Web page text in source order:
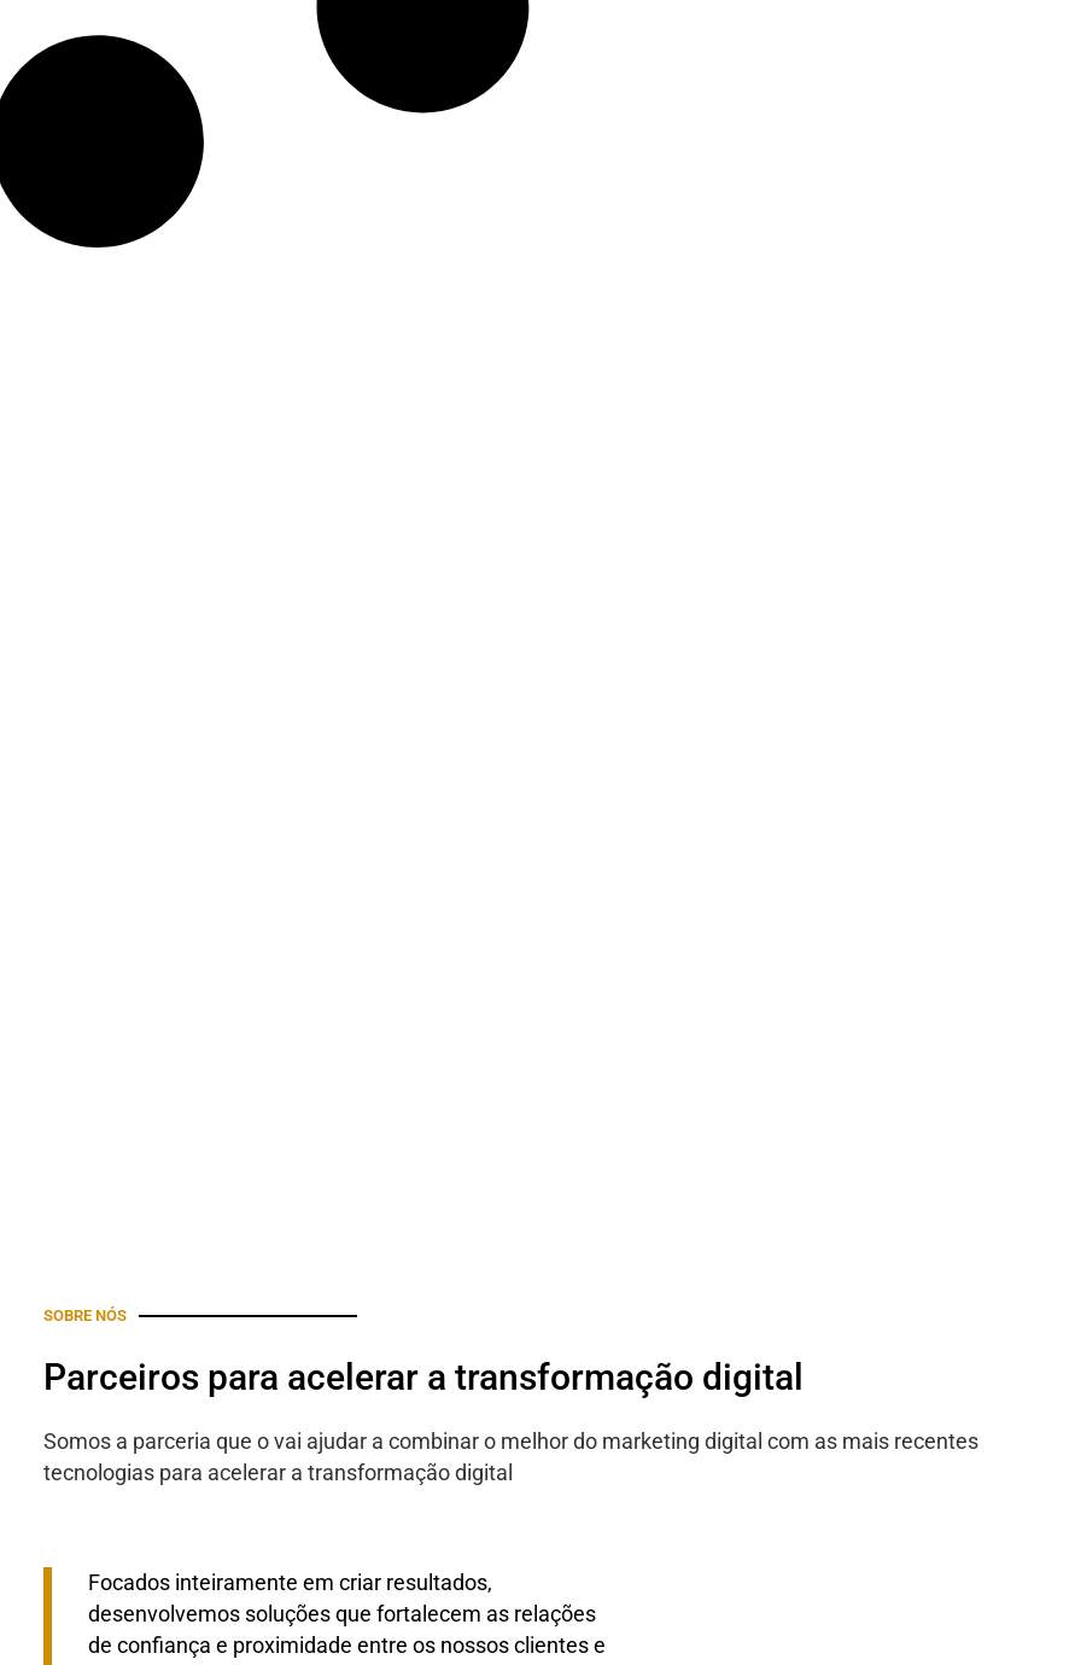
SOBRE NÓS
Parceiros para acelerar a transformação digital
Somos a parceria que o vai ajudar a combinar o melhor do marketing digital com as mais recentes
tecnologias para acelerar a transformação digital
Focados inteiramente em criar resultados,
desenvolvemos soluções que fortalecem as relações
de confiança e proximidade entre os nossos clientes e